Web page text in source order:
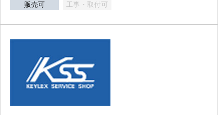
販売可 工事・取付可